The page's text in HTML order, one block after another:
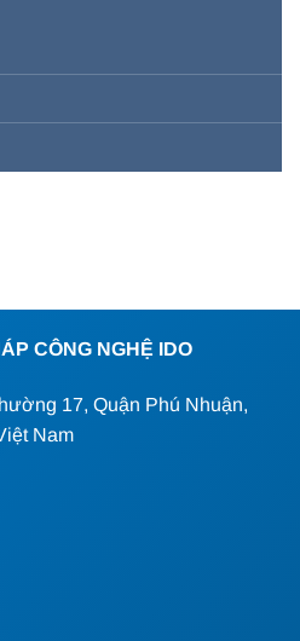
CÔNG NGHỆ IDO
17, Quận Phú Nhuận,
Nam